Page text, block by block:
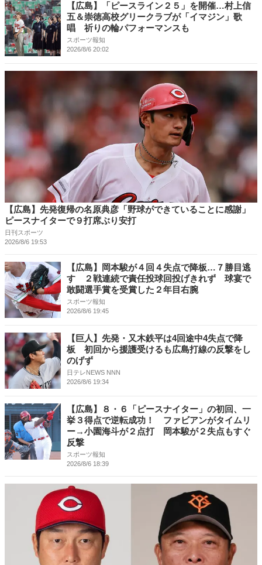
【広島】「ピースライン２５」を開催…村上信
五＆崇徳高校グリークラブが「イマジン」歌
唱 祈りの輪パフォーマンスも
スポーツ報知
2026/8/6 20:02
【広島】先発復帰の名原典彦「野球ができていることに感謝」
ピースナイターで９打席ぶり安打
日刊スポーツ
2026/8/6 19:53
【広島】岡本駿が４回４失点で降板…７勝目逃
す ２戦連続で責任投球回投げきれず 球宴で
敢闘選手賞を受賞した２年目右腕
スポーツ報知
2026/8/6 19:45
【巨人】先発・又木鉄平は4回途中4失点で降
板 初回から援護受けるも広島打線の反撃をし
のげず
日テレNEWS NNN
2026/8/6 19:34
【広島】８・６「ピースナイター」の初回、一
挙３得点で逆転成功！ ファビアンがタイムリ
ー→小園海斗が２点打 岡本駿が２失点もすぐ
反撃
スポーツ報知
2026/8/6 18:39